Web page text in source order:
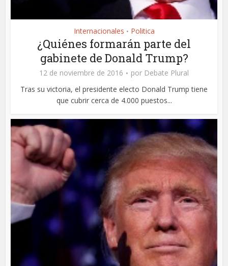
Internacionales • Politica
¿Quiénes formarán parte del
gabinete de Donald Trump?
12 de noviembre de 2016 por Debate Plural
Tras su victoria, el presidente electo Donald Trump tiene
que cubrir cerca de 4.000 puestos...